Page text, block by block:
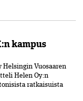
kampus
Helsingin Vuosaaren
Helen Oy:n
ratkaisuista